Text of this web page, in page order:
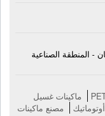
المنطقة الصناعية
ماكينات غسيل
مصنع ماكينات